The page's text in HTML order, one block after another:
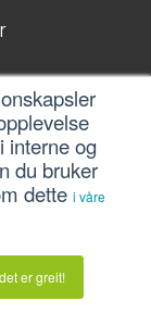
interne og
du bruker
dette i våre
er greit!